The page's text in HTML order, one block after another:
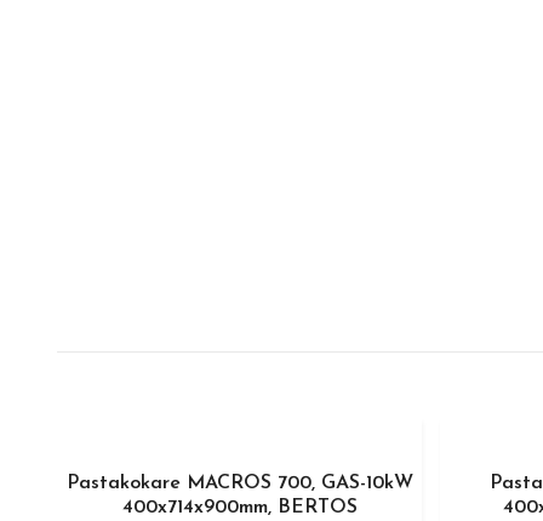
Pastakokare MACROS 700, GAS-10kW
400x714x900mm, BERTOS